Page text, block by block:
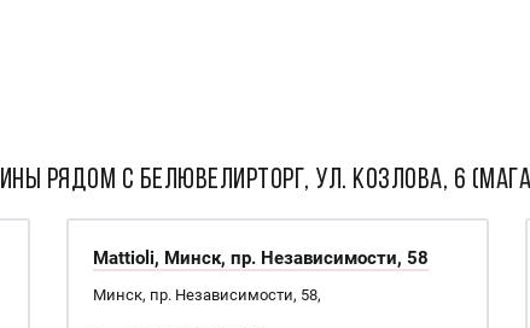
РЯДОМ С Белювелирторг, ул. Козлова, 6
Mattioli, Минск, пр. Независимости, 58
Минск, пр. Независимости, 58,